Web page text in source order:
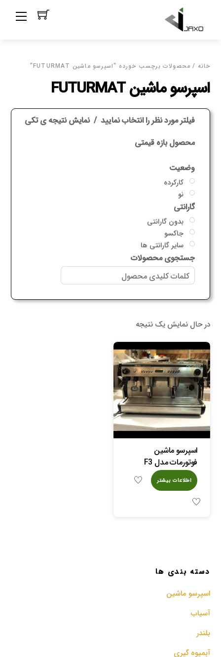
content
خانه / محصولات برچسب خورده “اسپرسو ماشین FUTURMAT”
اسپرسو ماشین FUTURMAT
فیلتر مورد نظر را انتخاب نمایید نمایش نتیجه ی تکی
محصول بازه قیمتی
وضعیت
کارکرده
نو
گارانتی
بدون گارانتی
جاکسو
سایر گارانتی ها
جستجوی محصولات
در حال نمایش یک نتیجه
اسپرسو ماشین
فوتورمات مدل F3
اطلاعات بیشتر
دسته بندی ها
اسپرسو‌ ماشین
آسیاب
بلندر
آبمیوه گیری